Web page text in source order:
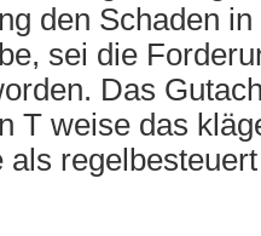
den Schaden
sei die
Das
T weise das